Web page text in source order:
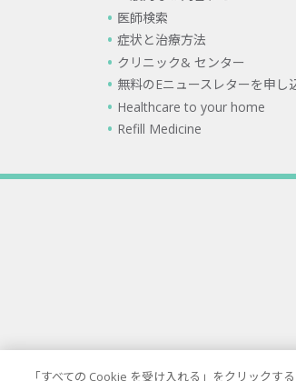
医師検索
症状と治療方法
クリニック& センター
無料のEニュースレターを申し
Healthcare to your home
Refill Medicine
「すべての Cookie を受け入れる」をクリック